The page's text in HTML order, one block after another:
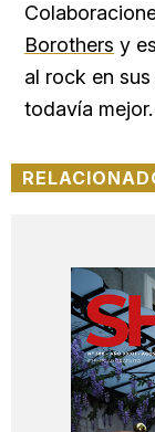
Borothers y
al rock en
todavía mejor.